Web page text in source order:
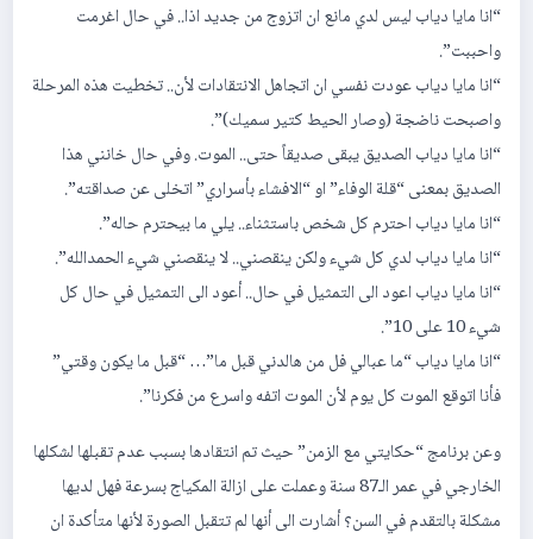
“انا مايا دياب ليس لدي مانع ان اتزوج من جديد اذا.. في حال اغرمت
واحببت”.
“انا مايا دياب عودت نفسي ان اتجاهل الانتقادات لأن.. تخطيت هذه المرحلة
واصبحت ناضجة (وصار الحيط كتير سميك)”.
“انا مايا دياب الصديق يبقى صديقاً حتى.. الموت. وفي حال خانني هذا
الصديق بمعنى “قلة الوفاء” او “الافشاء بأسراري” اتخلى عن صداقته”.
“انا مايا دياب احترم كل شخص باستثناء.. يلي ما بيحترم حاله”.
“انا مايا دياب لدي كل شيء ولكن ينقصني.. لا ينقصني شيء الحمدالله”.
“انا مايا دياب اعود الى التمثيل في حال.. أعود الى التمثيل في حال كل
شيء 10 على 10”.
“انا مايا دياب “ما عبالي فل من هالدني قبل ما”… “قبل ما يكون وقتي”
فأنا اتوقع الموت كل يوم لأن الموت اتفه واسرع من فكرنا”.
وعن برنامج “حكايتي مع الزمن” حيث تم انتقادها بسبب عدم تقبلها لشكلها
الخارجي في عمر الـ87 سنة وعملت على ازالة المكياج بسرعة فهل لديها
مشكلة بالتقدم في السن؟ أشارت الى أنها لم تتقبل الصورة لأنها متأكدة ان